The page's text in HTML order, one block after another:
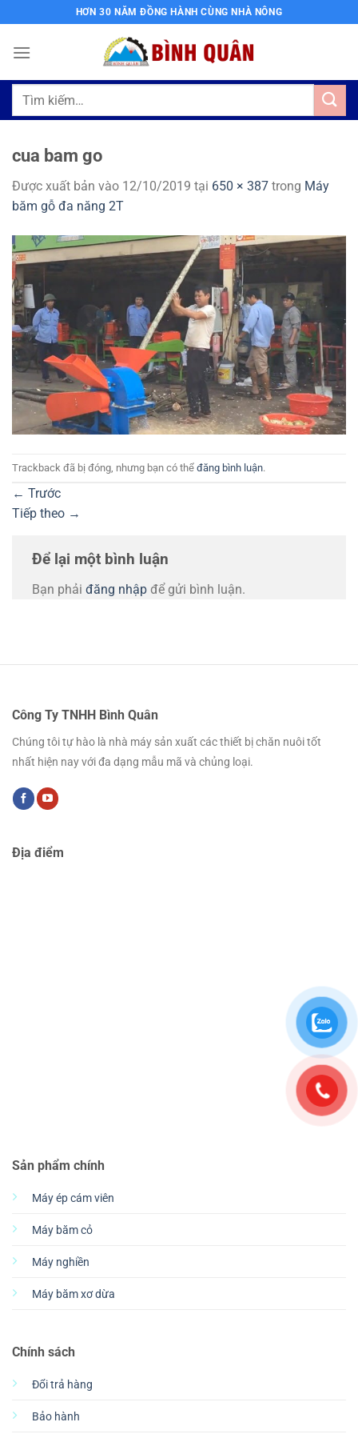
qua
nội
HƠN 30 NĂM ĐỒNG HÀNH CÙNG NHÀ NÔNG
Tìm
cua bam go
Được xuất bản vào 12/10/2019 tại 650 × 387 trong Máy
băm gỗ đa năng 2T
Trackback đã bị đóng, nhưng bạn có thể đăng bình luận.
← Trước
Tiếp theo →
Để lại một bình luận
Bạn phải đăng nhập để gửi bình luận.
Công Ty TNHH Bình Quân
Chúng tôi tự hào là nhà máy sản xuất các thiết bị chăn nuôi tốt
nhất hiện nay với đa dạng mẫu mã và chủng loại.
Sản phẩm chính
Máy ép cám viên
Máy băm cỏ
Máy nghiền
Máy băm xơ dừa
Chính sách
Đổi trả hàng
Bảo hành
Địa điểm